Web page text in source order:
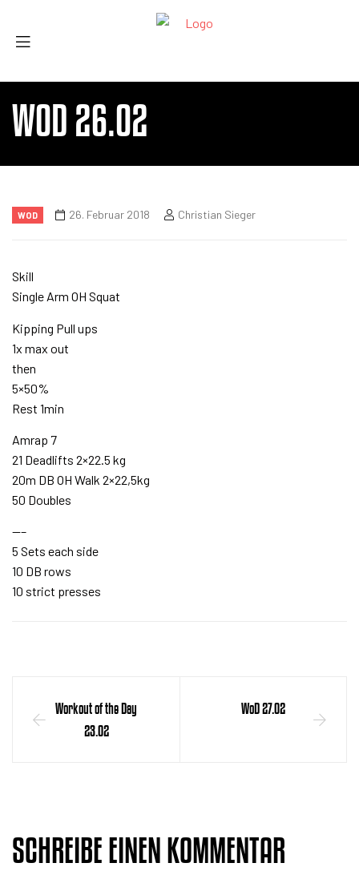
WOD 26.02
WOD 26. Februar 2018 Christian Sieger
Skill
Single Arm OH Squat
Kipping Pull ups
1x max out
then
5×50%
Rest 1min
Amrap 7
21 Deadlifts 2×22.5 kg
20m DB OH Walk 2×22,5kg
50 Doubles
—–
5 Sets each side
10 DB rows
10 strict presses
Workout of the Day
23.02
WoD 27.02
SCHREIBE EINEN KOMMENTAR